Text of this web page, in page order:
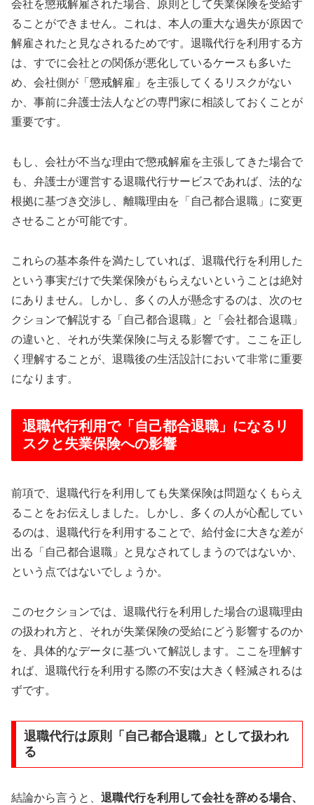
会社を懲戒解雇された場合、原則として失業保険を受給す
ることができません。これは、本人の重大な過失が原因で
解雇されたと見なされるためです。退職代行を利用する方
は、すでに会社との関係が悪化しているケースも多いた
め、会社側が「懲戒解雇」を主張してくるリスクがない
か、事前に弁護士法人などの専門家に相談しておくことが
重要です。
もし、会社が不当な理由で懲戒解雇を主張してきた場合で
も、弁護士が運営する退職代行サービスであれば、法的な
根拠に基づき交渉し、離職理由を「自己都合退職」に変更
させることが可能です。
これらの基本条件を満たしていれば、退職代行を利用した
という事実だけで失業保険がもらえないということは絶対
にありません。しかし、多くの人が懸念するのは、次のセ
クションで解説する「自己都合退職」と「会社都合退職」
の違いと、それが失業保険に与える影響です。ここを正し
く理解することが、退職後の生活設計において非常に重要
になります。
退職代行利用で「自己都合退職」になるリ
スクと失業保険への影響
前項で、退職代行を利用しても失業保険は問題なくもらえ
ることをお伝えしました。しかし、多くの人が心配してい
るのは、退職代行を利用することで、給付金に大きな差が
出る「自己都合退職」と見なされてしまうのではないか、
という点ではないでしょうか。
このセクションでは、退職代行を利用した場合の退職理由
の扱われ方と、それが失業保険の受給にどう影響するのか
を、具体的なデータに基づいて解説します。ここを理解す
れば、退職代行を利用する際の不安は大きく軽減されるは
ずです。
退職代行は原則「自己都合退職」として扱われ
る
結論から言うと、 退職代行を利用して会社を辞める場合、